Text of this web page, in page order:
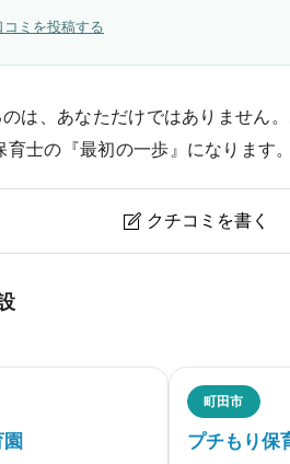
コミを投稿する
は、あなただけではありません
育士の『最初の一歩』になります
 クチコミを書く
意
町田市
プチもり保